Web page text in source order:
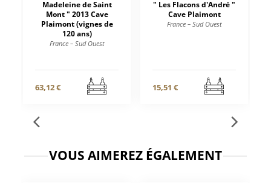
Madeleine de Saint
Mont " 2013 Cave
Plaimont (vignes de
120 ans)
France – Sud Ouest
63,12 €
" Les Flacons d'André "
Cave Plaimont
France – Sud Ouest
15,51 €
VOUS AIMEREZ ÉGALEMENT